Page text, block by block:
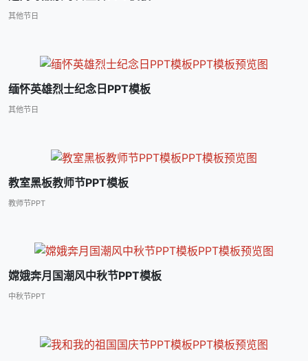
其他节日
缅怀英雄烈士纪念日PPT模板
其他节日
教室黑板教师节PPT模板
教师节PPT
嫦娥奔月国潮风中秋节PPT模板
中秋节PPT